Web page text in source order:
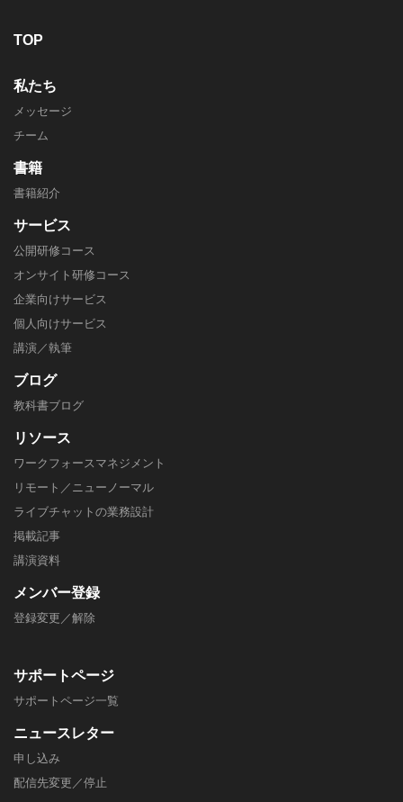
TOP
私たち
メッセージ
チーム
書籍
書籍紹介
サービス
公開研修コース
オンサイト研修コース
企業向けサービス
個人向けサービス
講演／執筆
ブログ
教科書ブログ
リソース
ワークフォースマネジメント
リモート／ニューノーマル
ライブチャットの業務設計
掲載記事
​講演資料
メンバー登録
登録変更／解除
サポートページ
​サポートページ一覧
ニュースレター
申し込み
配信先変更／停止